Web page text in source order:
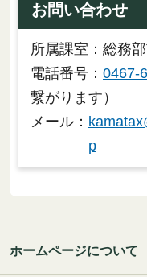
お問い合わせ
所属課室：総務
電話番号： 0467-
繋がります）
メール：
p
ホームページについて